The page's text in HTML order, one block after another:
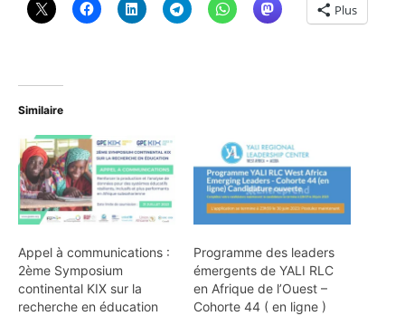
Plus
Similaire
Appel à communications :
2ème Symposium
continental KIX sur la
recherche en éducation
Programme des leaders
émergents de YALI RLC
en Afrique de l’Ouest –
Cohorte 44 ( en ligne )